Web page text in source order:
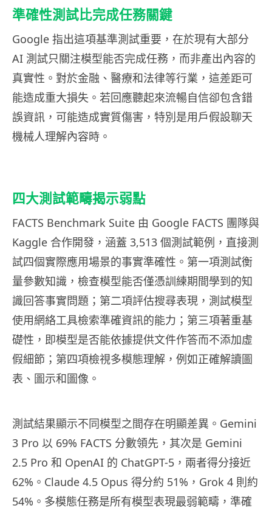
準確性測試比完成任務關鍵
Google 指出這項基準測試重要，在於現有大部分
AI 測試只關注模型能否完成任務，而非產出內容的
真實性。對於金融、醫療和法律等行業，這差距可
能造成重大損失。若回應聽起來流暢自信卻包含錯
誤資訊，可能造成實質傷害，特別是用戶假設聊天
機械人理解內容時。
四大測試範疇揭示弱點
FACTS Benchmark Suite 由 Google FACTS 團隊與
Kaggle 合作開發，涵蓋 3,513 個測試範例，直接測
試四個實際應用場景的事實準確性。第一項測試衡
量參數知識，檢查模型能否僅憑訓練期間學到的知
識回答事實問題；第二項評估搜尋表現，測試模型
使用網絡工具檢索準確資訊的能力；第三項著重基
礎性，即模型是否能依據提供文件作答而不添加虛
假細節；第四項檢視多模態理解，例如正確解讀圖
表、圖示和圖像。
測試結果顯示不同模型之間存在明顯差異。Gemini
3 Pro 以 69% FACTS 分數領先，其次是 Gemini
2.5 Pro 和 OpenAI 的 ChatGPT-5，兩者得分接近
62%。Claude 4.5 Opus 得分約 51%，Grok 4 則約
54%。多模態任務是所有模型表現最弱範疇，準確